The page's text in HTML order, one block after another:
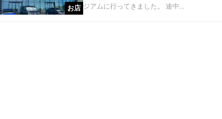
お店 ジアムに行ってきました。 途中...